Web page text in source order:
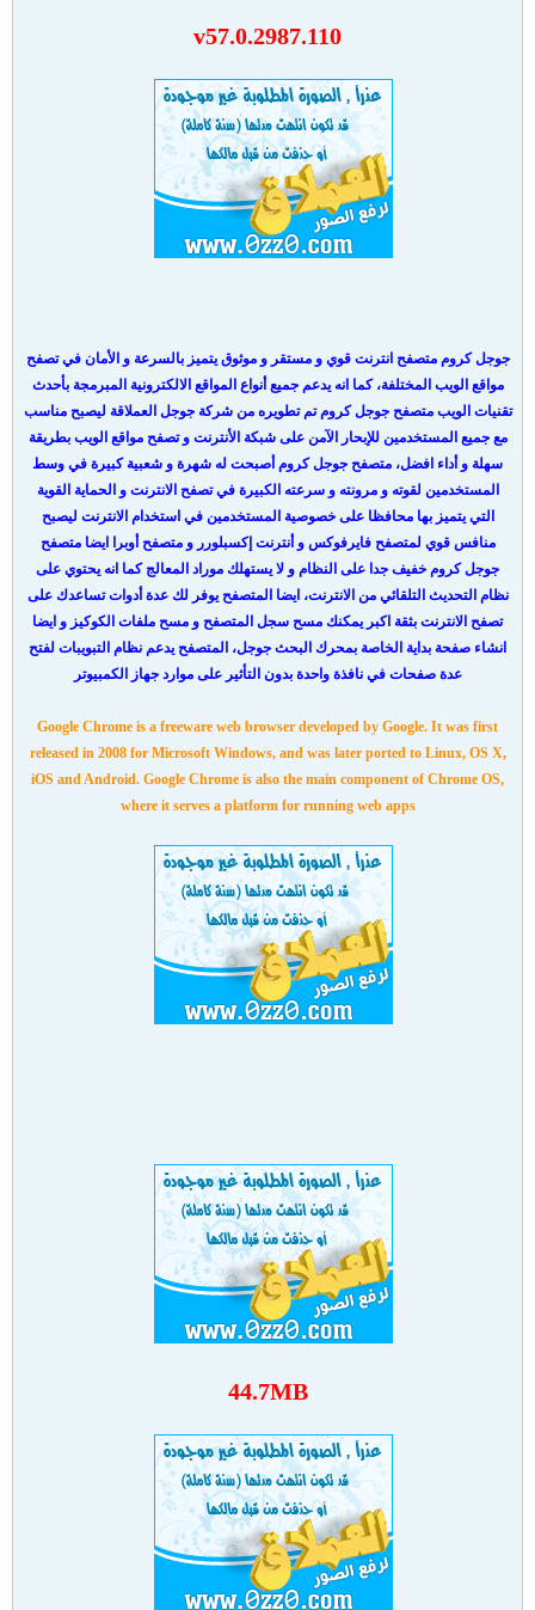
v57.0.2987.110
جوجل كروم متصفح انترنت قوي و مستقر و موثوق يتميز بالسرعة و الأمان في تصفح
مواقع الويب المختلفة، كما انه يدعم جميع أنواع المواقع الالكترونية المبرمجة بأحدث
تقنيات الويب متصفح جوجل كروم تم تطويره من شركة جوجل العملاقة ليصبح مناسب
مع جميع المستخدمين للإبحار الآمن على شبكة الأنترنت و تصفح مواقع الويب بطريقة
سهلة و أداء افضل، متصفح جوجل كروم أصبحت له شهرة و شعبية كبيرة في وسط
المستخدمين لقوته و مرونته و سرعته الكبيرة في تصفح الانترنت و الحماية القوية
التي يتميز بها محافظا على خصوصية المستخدمين في استخدام الانترنت ليصبح
منافس قوي لمتصفح فايرفوكس و أنترنت إكسبلورر و متصفح أوبرا ايضا متصفح
جوجل كروم خفيف جدا على النظام و لا يستهلك موراد المعالج كما انه يحتوي على
نظام التحديث التلقائي من الانترنت، ايضا المتصفح يوفر لك عدة أدوات تساعدك على
تصفح الانترنت بثقة اكبر يمكنك مسح سجل المتصفح و مسح ملفات الكوكيز و ايضا
انشاء صفحة بداية الخاصة بمحرك البحث جوجل، المتصفح يدعم نظام التبويبات لفتح
عدة صفحات في نافذة واحدة بدون التأثير على موارد جهاز الكمبيوتر
Google Chrome is a freeware web browser developed by Google. It was first
released in 2008 for Microsoft Windows, and was later ported to Linux, OS X,
iOS and Android. Google Chrome is also the main component of Chrome OS,
where it serves a platform for running web apps
44.7MB